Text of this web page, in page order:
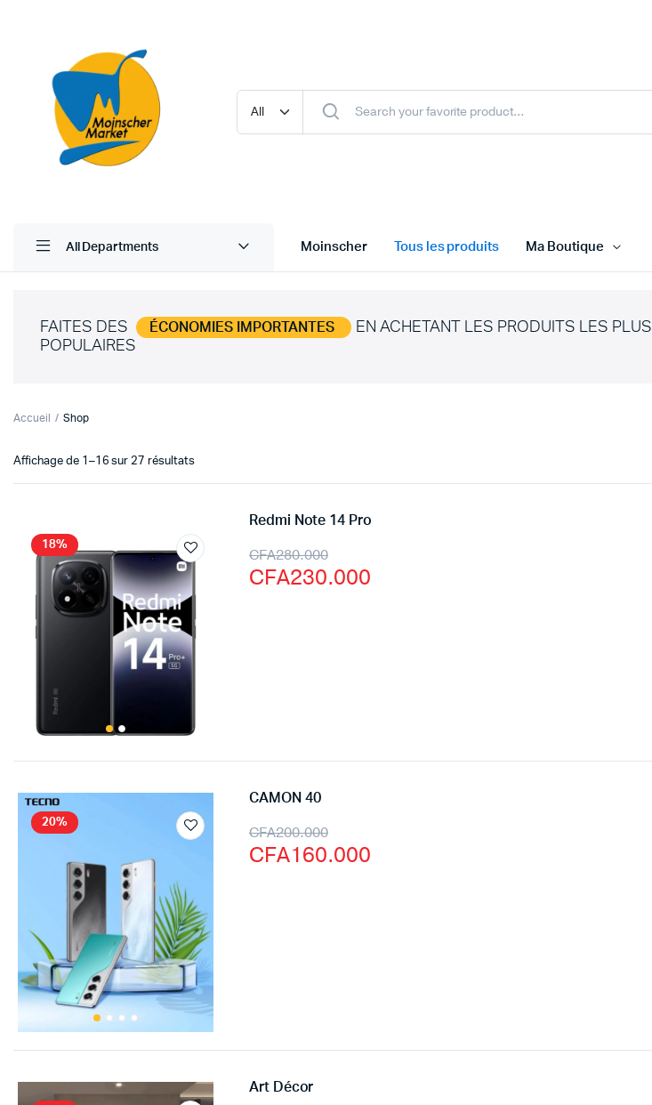
All Departments Moinscher Tous les produits Ma Boutique
FAITES DES ÉCONOMIES IMPORTANTES
EN ACHETANT LES PRODUITS LES PLUS
POPULAIRES
Accueil Shop
Affichage de 1–16 sur 27 résultats
18%
Redmi Note 14 Pro
CFA280.000
CFA230.000
20%
CAMON 40
CFA200.000
CFA160.000
Art Décor